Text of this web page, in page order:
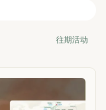
往期活动